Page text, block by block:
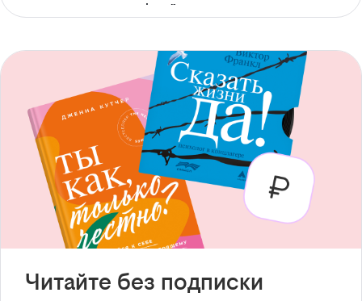
с доступом офлайн
Читайте без подписки